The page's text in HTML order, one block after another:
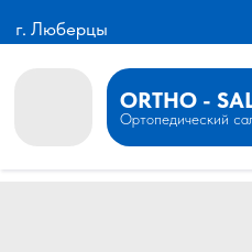
г. Люберцы
ORTHO - SALON
Ортопедический салон